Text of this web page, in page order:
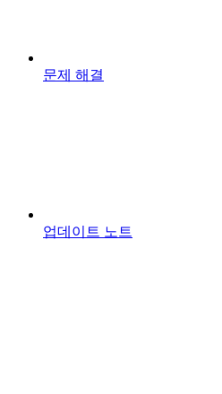
문제 해결
업데이트 노트